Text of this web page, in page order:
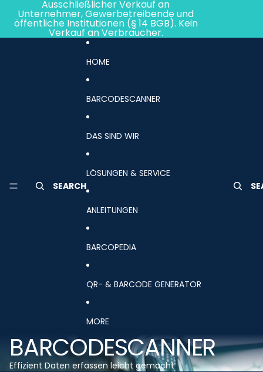
Ausschließlicher Verkauf an
Unternehmer, Gewerbetreibende und
öffentliche Institutionen (§ 14 BGB). Kein
Verkauf an Verbraucher.
SEARCH
HOME
BARCODESCANNER
DAS SIND WIR
LÖSUNGEN & SERVICE
ANLEITUNGEN
BARCOPEDIA
QR- & BARCODE GENERATOR
MORE
BARCODESCANNER
Effizient Daten erfassen leicht gemacht